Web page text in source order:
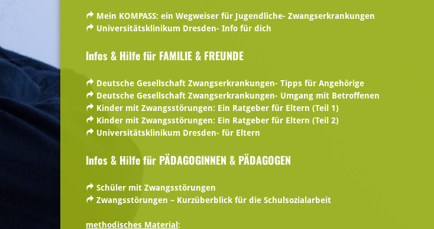
Mein KOMPASS: ein Wegweiser für Jugendliche- Zwangserkrankungen
Universitätsklinikum Dresden- Info für dich
Infos & Hilfe für FAMILIE& FREUNDE
Deutsche Gesellschaft Zwangserkrankungen- Tipps für Angehörige
Deutsche Gesellschaft Zwangserkrankungen- Umgang mit Betroffenen
Kinder mit Zwangsstörungen: Ein Ratgeber für Eltern (Teil 1)
Kinder mit Zwangsstörungen: Ein Ratgeber für Eltern (Teil 2)
Universitätsklinikum Dresden- für Eltern
Infos & Hilfe für PÄDAGOGINNEN & PÄDAGOGEN
Schüler mit Zwangsstörungen
Zwangsstörungen – Kurzüberblick für die Schulsozialarbeit
methodisches Material :